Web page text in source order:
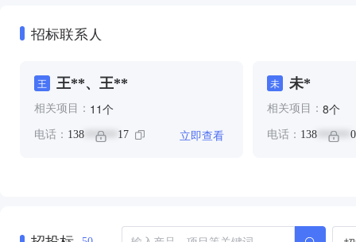
招标联系人
王 王**、王**
相关项目： 11个
电话： 138 ****** 17 立即查看
未 未*
相关项目： 8个
电话： 138******